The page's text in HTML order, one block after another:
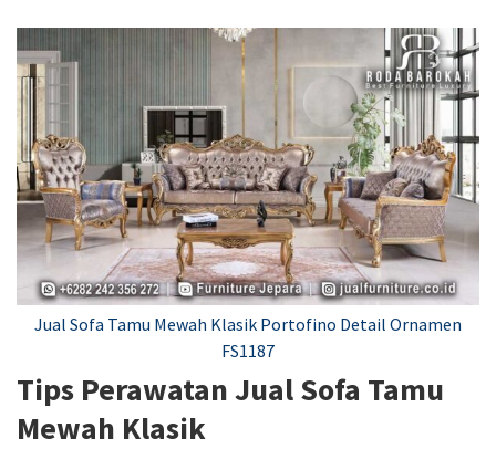
Jual Sofa Tamu Mewah Klasik Portofino Detail Ornamen
FS1187
Tips Perawatan Jual Sofa Tamu
Mewah Klasik